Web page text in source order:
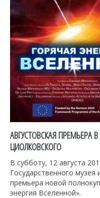
АВГУСТОВСКАЯ ПРЕМЬЕРА
ЦИОЛКОВСКОГО
В субботу, 12 августа
Государственного музея
премьера новой
энергия Вселенной».